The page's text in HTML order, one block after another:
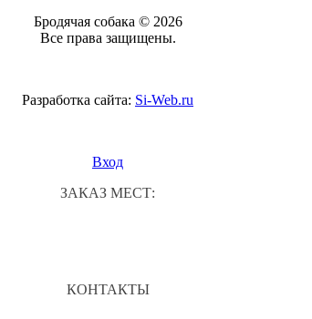
Бродячая собака © 2026
Все права защищены.
Разработка сайта: Si-Web.ru
Вход
ЗАКАЗ МЕСТ:
КОНТАКТЫ